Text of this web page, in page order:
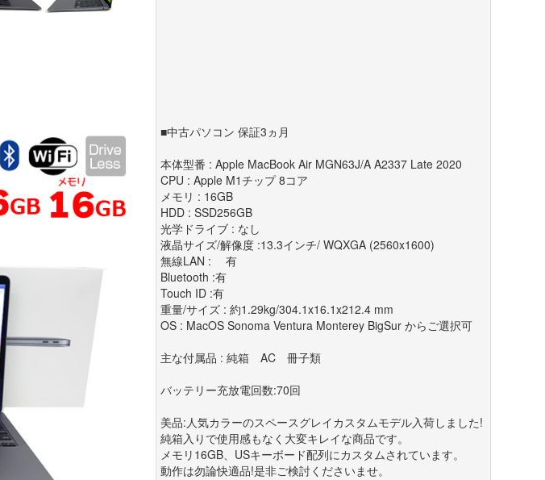
■中古パソコン 保証3ヵ月
本体型番 : Apple MacBook Air MGN63J/A A2337 Late 2020
CPU : Apple M1チップ 8コア
メモリ : 16GB
HDD : SSD256GB
光学ドライブ : なし
液晶サイズ/解像度 :13.3インチ/ WQXGA (2560x1600)
無線LAN : 有
Bluetooth :有
Touch ID :有
重量/サイズ : 約1.29kg/304.1x16.1x212.4 mm
OS : MacOS Sonoma Ventura Monterey BigSur からご選択可
主な付属品 : 純箱 AC 冊子類
バッテリー充放電回数:70回
美品:人気カラーのスペースグレイカスタムモデル入荷しました!
純箱入りで使用感もなく大変キレイな商品です。
メモリ16GB、USキーボード配列にカスタムされています。
動作は勿論快適品!是非ご検討くださいませ。